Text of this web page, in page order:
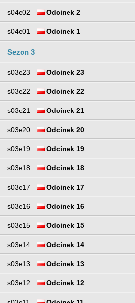
s04e02 Odcinek 2
s04e01 Odcinek 1
Sezon 3
s03e23 Odcinek 23
s03e22 Odcinek 22
s03e21 Odcinek 21
s03e20 Odcinek 20
s03e19 Odcinek 19
s03e18 Odcinek 18
s03e17 Odcinek 17
s03e16 Odcinek 16
s03e15 Odcinek 15
s03e14 Odcinek 14
s03e13 Odcinek 13
s03e12 Odcinek 12